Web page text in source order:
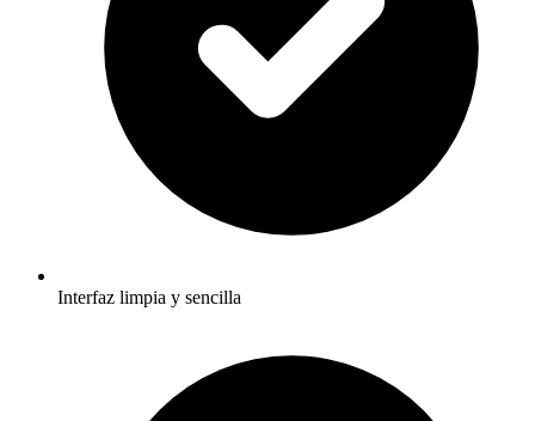
Interfaz limpia y sencilla